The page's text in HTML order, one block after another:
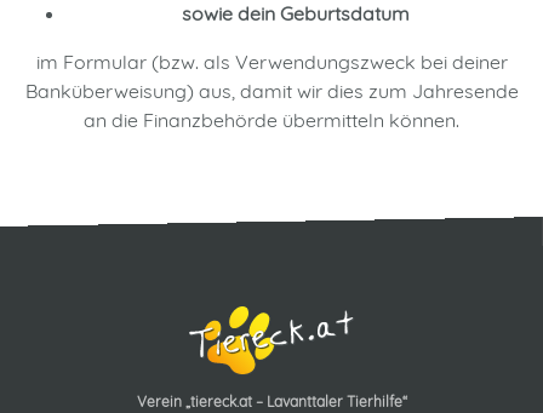
sowie dein Geburtsdatum
im Formular (bzw. als Verwendungszweck bei deiner
Banküberweisung) aus, damit wir dies zum Jahresende
an die Finanzbehörde übermitteln können.
Verein „tiereck.at – Lavanttaler Tierhilfe“